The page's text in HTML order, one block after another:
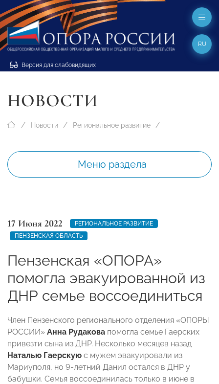
Версия для слабовидящих
RU
НОВОСТИ
Новости Региональное развитие
Меню раздела
17 Июня 2022
РЕГИОНАЛЬНОЕ РАЗВИТИЕ
ПЕНЗЕНСКАЯ ОБЛАСТЬ
Пензенская «ОПОРА»
помогла эвакуированной из
ДНР семье воссоединиться
Член Пензенского регионального отделения «ОПОРЫ
РОССИИ» Анна Рудакова помогла семье Гаерских
привезти сына из ДНР. Несколько месяцев назад
Наталью Гаерскую с мужем эвакуировали из
Мариуполя, но 9-летний Данил остался в ДНР у
бабушки. Семья воссоединилась только в июне в